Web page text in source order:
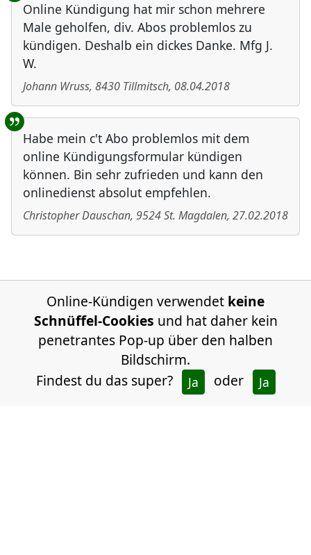
Online Kündigung hat mir schon mehrere
Male geholfen, div. Abos problemlos zu
kündigen. Deshalb ein dickes Danke. Mfg J.
W.
Johann Wruss, 8430 Tillmitsch, 08.04.2018
Habe mein c't Abo problemlos mit dem
online Kündigungsformular kündigen
können. Bin sehr zufrieden und kann den
onlinedienst absolut empfehlen.
Christopher Dauschan, 9524St. Magdalen, 27.02.2018
Online-Kündigen verwendet keine
Schnüffel-Cookies und hat daher kein
penetrantes Pop-up über den halben
Bildschirm.
Findest du das super?
Ja oder Ja